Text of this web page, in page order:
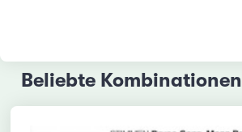
Beliebte Kombinationen